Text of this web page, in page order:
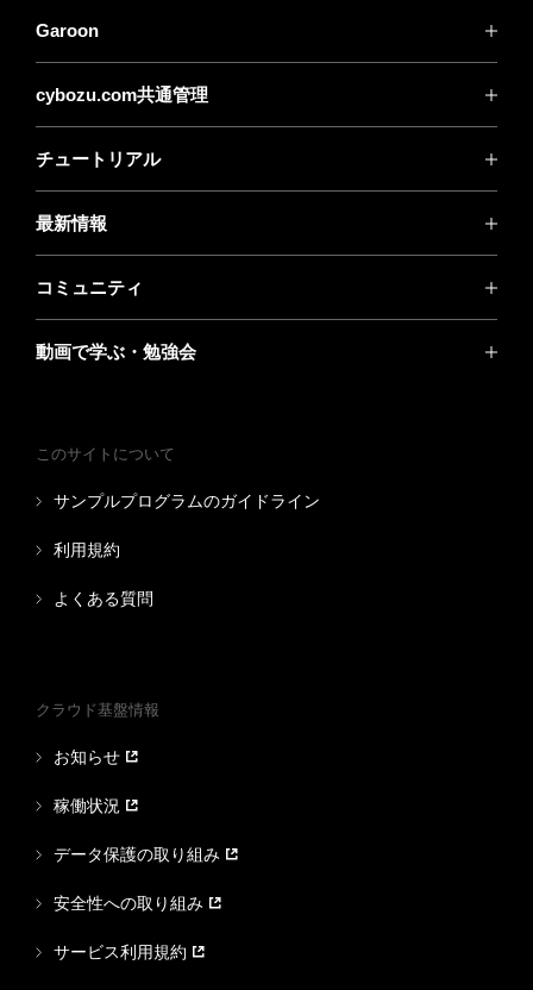
Garoon
cybozu.com共通管理
チュートリアル
最新情報
コミュニティ
動画で学ぶ・勉強会
このサイトについて
サンプルプログラムのガイドライン
利用規約
よくある質問
クラウド基盤情報
お知らせ
稼働状況
データ保護の取り組み
安全性への取り組み
サービス利用規約